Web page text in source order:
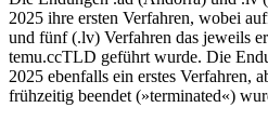
2025 ihre ersten Verfahren, wobei
und fünf (.lv) Verfahren das jeweils
temu.ccTLD geführt wurde. Die
2025 ebenfalls ein erstes Verfahren,
frühzeitig beendet (»terminated«)